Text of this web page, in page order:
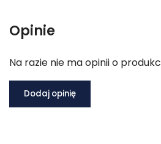
Opinie
Na razie nie ma opinii o
Dodaj opinię